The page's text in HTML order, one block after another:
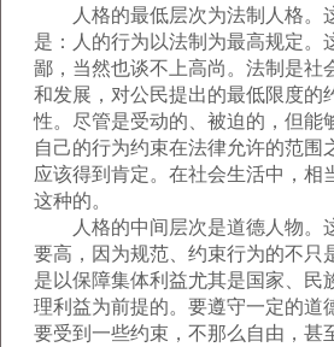
人格的最低层次为法制人格。
是：人的行为以法制为最高规定。
鄙，当然也谈不上高尚。法制是社
和发展，对公民提出的最低限度的
性。尽管是受动的、被迫的，但能
自己的行为约束在法律允许的范围
应该得到肯定。在社会生活中，相
这种的。
人格的中间层次是道德人物。
要高，因为规范、约束行为的不只
是以保障集体利益尤其是国家、民
理利益为前提的。要遵守一定的道
要受到一些约束，不那么自由，甚